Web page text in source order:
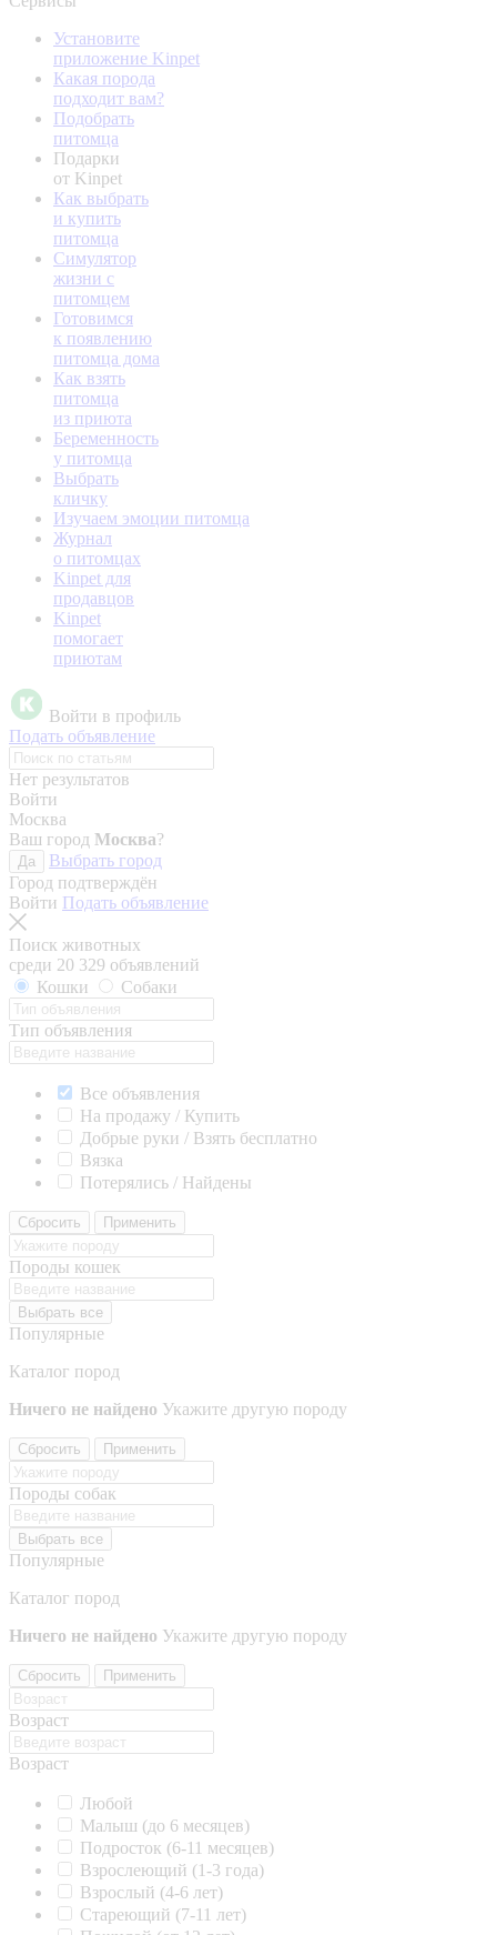
Установите
приложение Kinpet
Какая порода
подходит вам?
Подобрать
питомца
Подарки
от Kinpet
Как выбрать
и купить
питомца
Симулятор
жизни с
питомцем
Готовимся
к появлению
питомца дома
Как взять
питомца
из приюта
Беременность
у питомца
Выбрать
кличку
Изучаем эмоции питомца
Журнал
о питомцах
Kinpet для
продавцов
Kinpet
помогает
приютам
Войти в профиль
Подать объявление
Нет результатов
Войти
Москва
Ваш город Москва?
Да
Выбрать город
Город подтверждён
Войти Подать объявление
Поиск животных
среди 20 329 объявлений
Кошки
Собаки
Тип объявления
Все объявления
На продажу / Купить
Добрые руки / Взять бесплатно
Вязка
Потерялись / Найдены
Сбросить Применить
Породы кошек
Выбрать все
Популярные
Каталог пород
Ничего не найдено Укажите другую породу
Сбросить Применить
Породы собак
Выбрать все
Популярные
Каталог пород
Ничего не найдено Укажите другую породу
Сбросить Применить
Возраст
Возраст
Любой
Малыш (до 6 месяцев)
Подросток (6-11 месяцев)
Взрослеющий (1-3 года)
Взрослый (4-6 лет)
Стареющий (7-11 лет)